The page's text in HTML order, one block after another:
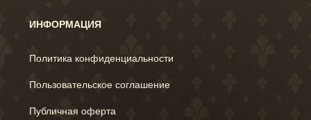
ИНФОРМАЦИЯ
Политика конфиденциальности
Пользовательское соглашение
Публичная оферта